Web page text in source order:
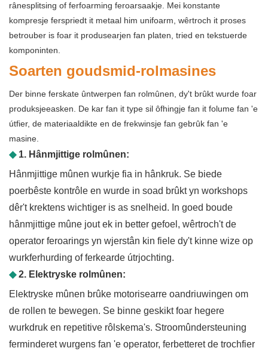
rânesplitsing of ferfoarming feroarsaakje. Mei konstante
kompresje ferspriedt it metaal him unifoarm, wêrtroch it proses
betrouber is foar it produsearjen fan platen, tried en tekstuerde
komponinten.
Soarten goudsmid-rolmasines
Der binne ferskate ûntwerpen fan rolmûnen, dy't brûkt wurde foar
produksjeeasken. De kar fan it type sil ôfhingje fan it folume fan 'e
útfier, de materiaaldikte en de frekwinsje fan gebrûk fan 'e
masine.
◆1. Hânmjittige rolmûnen:
Hânmjittige mûnen wurkje fia in hânkruk. Se biede
poerbêste kontrôle en wurde in soad brûkt yn workshops
dêr't krektens wichtiger is as snelheid. In goed boude
hânmjittige mûne jout ek in better gefoel, wêrtroch't de
operator feroarings yn wjerstân kin fiele dy't kinne wize op
wurkferhurding of ferkearde útrjochting.
◆2. Elektryske rolmûnen:
Elektryske mûnen brûke motorisearre oandriuwingen om
de rollen te bewegen. Se binne geskikt foar hegere
wurkdruk en repetitive rôlskema's. Stroomûndersteuning
ferminderet wurgens fan 'e operator, ferbetteret de trochfier